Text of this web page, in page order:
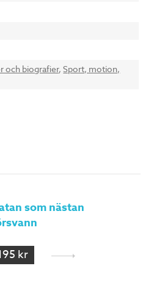
och biografier,Sport, motion,
som nästan
kr